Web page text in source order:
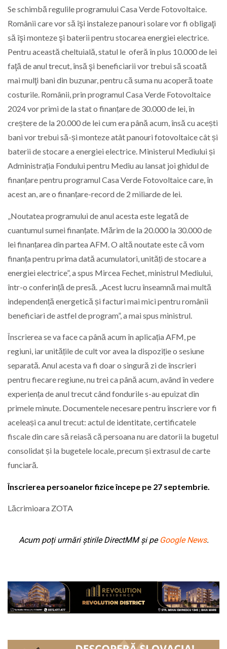
Se schimbă regulile programului Casa Verde Fotovoltaice.
Românii care vor să îşi instaleze panouri solare vor fi obligaţi
să îşi monteze şi baterii pentru stocarea energiei electrice.
Pentru această cheltuială, statul le oferă în plus 10.000 de lei
faţă de anul trecut, însă şi beneficiarii vor trebui să scoată
mai mulţi bani din buzunar, pentru că suma nu acoperă toate
costurile. Românii, prin programul Casa Verde Fotovoltaice
2024 vor primi de la stat o finanțare de 30.000 de lei, în
creștere de la 20.000 de lei cum era până acum, însă cu acești
bani vor trebui să-și monteze atât panouri fotovoltaice câtși
baterii de stocare a energiei electrice. Ministerul Mediului și
Administrația Fondului pentru Mediu au lansat joi ghidul de
finanțare pentru programul Casa Verde Fotovoltaice care, în
acest an, are o finanțare-record de 2 miliarde de lei.
„Noutatea programului de anul acesta este legată de
cuantumul sumei finanțate. Mărim de la 20.000 la 30.000 de
lei finanțarea din partea AFM. O altă noutate este că vom
finanța pentru prima dată acumulatori, unități de stocare a
energiei electrice”, a spus Mircea Fechet, ministrul Mediului,
într-o conferință de presă. „Acest lucru înseamnă mai multă
independență energetică și facturi mai mici pentru românii
beneficiari de astfel de program”, a mai spus ministrul.
Înscrierea se va face ca până acum în aplicația AFM, pe
regiuni, iar unitățile de cult vor avea la dispoziție o sesiune
separată. Anul acesta va fi doar o singură zi de înscrieri
pentru fiecare regiune, nu trei ca până acum, având în vedere
experiența de anul trecut când fondurile s-au epuizat din
primele minute. Documentele necesare pentru înscriere vor fi
aceleași ca anul trecut: actul de identitate, certificatele
fiscale din care să reiasă că persoana nu are datorii la bugetul
consolidat și la bugetele locale, precum și extrasul de carte
funciară.
Înscrierea persoanelor fizice începe pe 27 septembrie.
Lăcrimioara ZOTA
Acum poți urmări știrile DirectMM și pe Google News.